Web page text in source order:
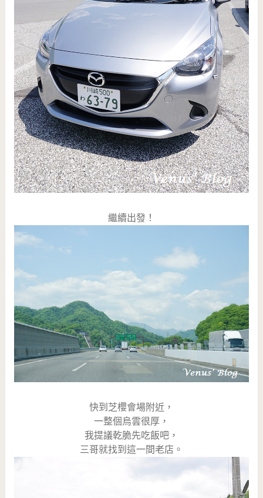
繼續出發！
快到芝櫻會場附近，
一整個烏雲很厚，
我提議乾脆先吃飯吧，
三哥就找到這一間老店。